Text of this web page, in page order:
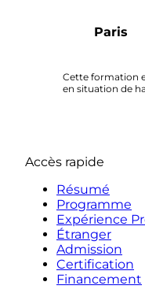
Paris
Cette formation
en situation de
Accès rapide
Résumé
Programme
Expérience
Étranger
Admission
Certification
Financement